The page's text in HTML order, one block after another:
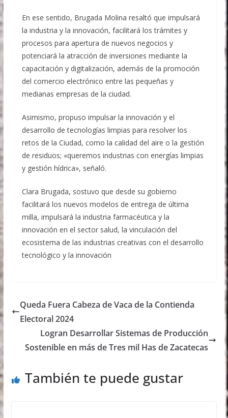
En ese sentido, Brugada Molina resaltó que impulsará
la industria y la innovación, facilitará los trámites y
procesos para apertura de nuevos negocios y
potenciará la atracción de inversiones mediante la
capacitación y digitalización, además de la promoción
del comercio electrónico entre las pequeñas y
medianas empresas de la ciudad.
Asimismo, propuso impulsar la innovación y el
desarrollo de tecnologías limpias para resolver los
retos de la Ciudad, como la calidad del aire o la gestión
de residuos; «queremos industrias con energías limpias
y gestión hídrica», señaló.
Clara Brugada, sostuvo que desde su gobierno
facilitará los nuevos modelos de entrega de última
milla, impulsará la industria farmacéutica y la
innovación en el sector salud, la vinculación del
ecosistema de las industrias creativas con el desarrollo
tecnológico y la innovación
Queda Fuera Cabeza de Vaca de la Contienda
Electoral 2024
Logran Desarrollar Sistemas de Producción
Sostenible en más de Tres mil Has de Zacatecas
También te puede gustar